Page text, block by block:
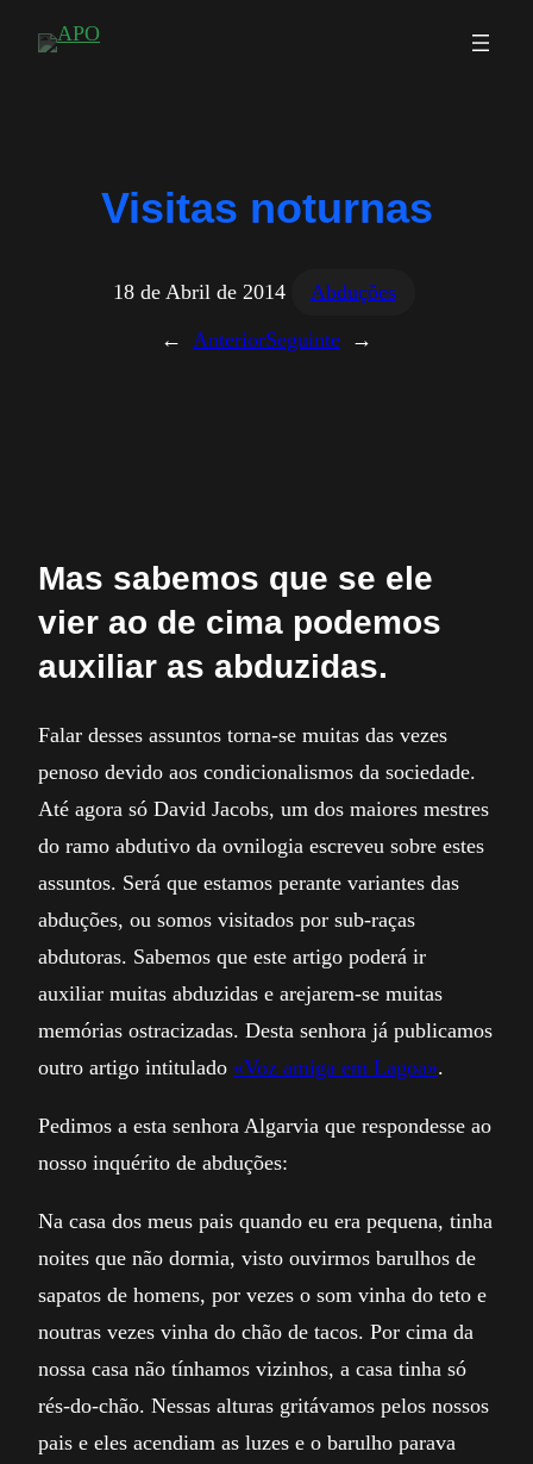
Visitas noturnas
18 de Abril de 2014
Abduções
← AnteriorSeguinte →
Mas sabemos que se ele
vier ao de cima podemos
auxiliar as abduzidas.
Falar desses assuntos torna-se muitas das vezes
penoso devido aos condicionalismos da sociedade.
Até agora só David Jacobs, um dos maiores mestres
do ramo abdutivo da ovnilogia escreveu sobre estes
assuntos. Será que estamos perante variantes das
abduções, ou somos visitados por sub-raças
abdutoras. Sabemos que este artigo poderá ir
auxiliar muitas abduzidas e arejarem-se muitas
memórias ostracizadas. Desta senhora já publicamos
outro artigo intitulado «Voz amiga em Lagoa».
Pedimos a esta senhora Algarvia que respondesse ao
nosso inquérito de abduções:
Na casa dos meus pais quando eu era pequena, tinha
noites que não dormia, visto ouvirmos barulhos de
sapatos de homens, por vezes o som vinha do teto e
noutras vezes vinha do chão de tacos. Por cima da
nossa casa não tínhamos vizinhos, a casa tinha só
rés-do-chão. Nessas alturas gritávamos pelos nossos
pais e eles acendiam as luzes e o barulho parava